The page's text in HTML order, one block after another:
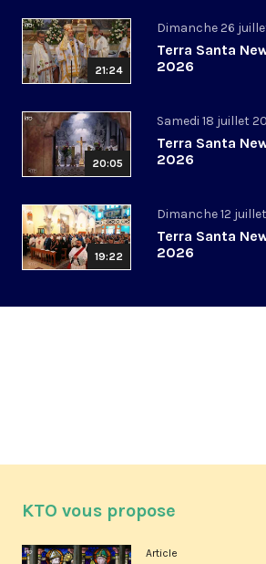
21:24
Dimanche 26
Terra Santa
2026
20:05
Samedi 18 juillet
Terra Santa
2026
19:22
Dimanche 12
Terra Santa
2026
KTO vous propose
Article